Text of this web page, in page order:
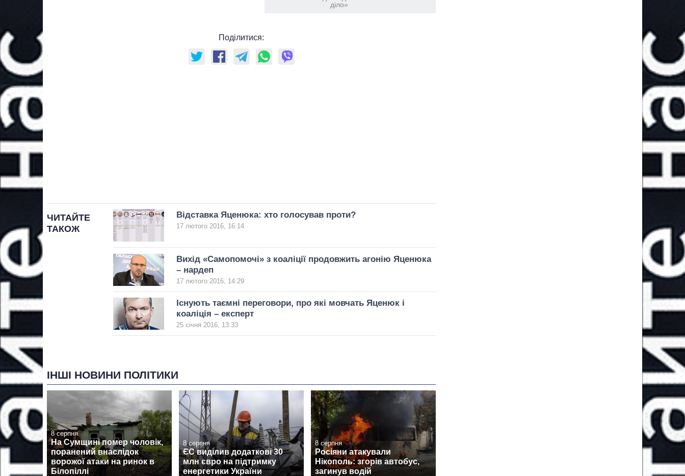
діло»
Поділитися:
ЧИТАЙТЕ
ТАКОЖ
Відставка Яценюка: хто голосував проти?
17 лютого 2016, 16:14
Вихід «Самопомочі» з коаліції продовжить агонію Яценюка
– нардеп
17 лютого 2016, 14:29
Існують таємні переговори, про які мовчать Яценюк і
коаліція – експерт
25 січня 2016, 13:33
ІНШІ НОВИНИ ПОЛІТИКИ
8 серпня
На Сумщині помер чоловік,
поранений внаслідок
ворожої атаки на ринок в
Білопіллі
8 серпня
ЄС виділив додаткові 30
млн євро на підтримку
енергетики України
8 серпня
Росіяни атакували
Нікополь: згорів автобус,
загинув водій